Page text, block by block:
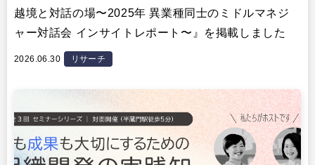
越境と対話の場〜2025年 異業種同士のミドルマネジ
ャー対話会 インサイトレポート〜』を掲載しました
2026.06.30 リサーチ